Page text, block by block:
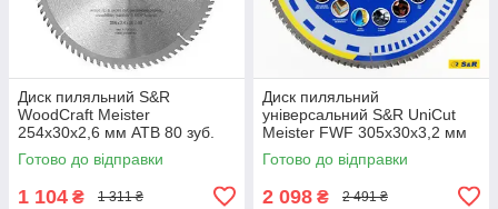
Диск пиляльний S&R
WoodCraft Meister
254x30x2,6 мм АТВ 80 зуб.
Готово до відправки
1 104 ₴ 1 311 ₴
Диск пиляльний
універсальний S&R UniCut
Meister FWF 305х30х3,2 мм
Готово до відправки
2 098 ₴ 2 491 ₴